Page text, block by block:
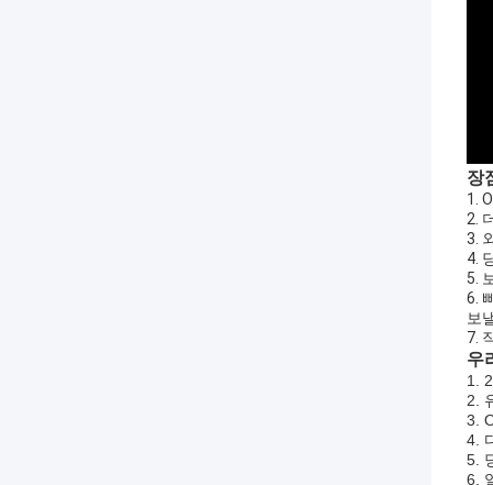
장
1.
2.
3.
4.
5.
6.
보
7.
우
1.
2.
3.
4.
5.
6.